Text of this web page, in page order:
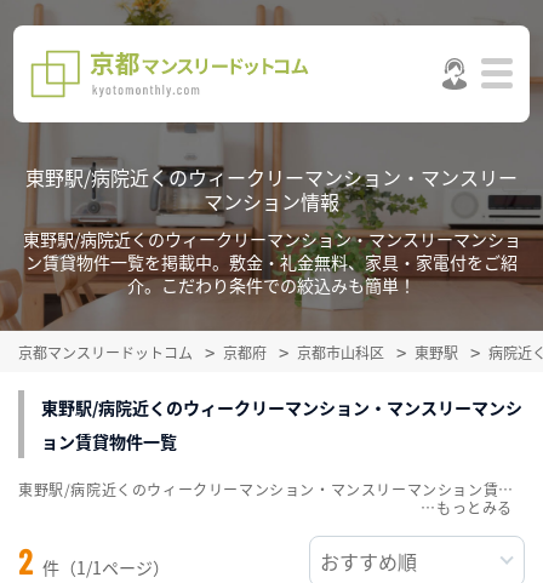
東野駅/病院近くのウィークリーマンション・マンスリー
マンション情報
東野駅/病院近くのウィークリーマンション・マンスリーマンショ
ン賃貸物件一覧を掲載中。敷金・礼金無料、家具・家電付をご紹
介。こだわり条件での絞込みも簡単！
京都マンスリードットコム 京都府 京都市山科区 東野駅 病院近
東野駅/病院近くのウィークリーマンション・マンスリーマンシ
ョン賃貸物件一覧
2 件（1/1ページ）
東野駅/病院近くのウィークリーマンション・マンスリーマンション賃貸物件一覧を掲載中。敷金・礼金無料、家具・家電付をご紹介。こだわり条件での絞込みも簡単！
…